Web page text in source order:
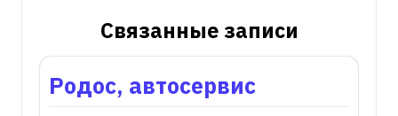
Связанные записи
Родос, автосервис